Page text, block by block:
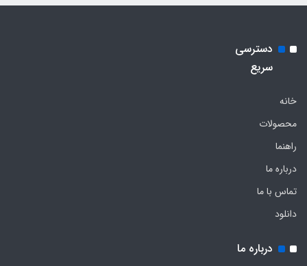
دسترسی
سریع
خانه
محصولات
راهنما
درباره ما
تماس با ما
دانلود
درباره ما